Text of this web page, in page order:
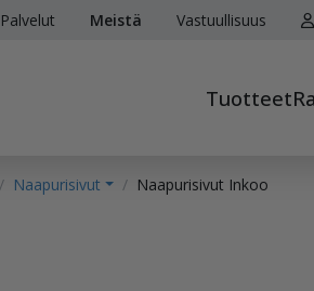
Palvelut Meistä Vastuullisuus
Tuotteet
Naapurisivut Naapurisivut Inkoo